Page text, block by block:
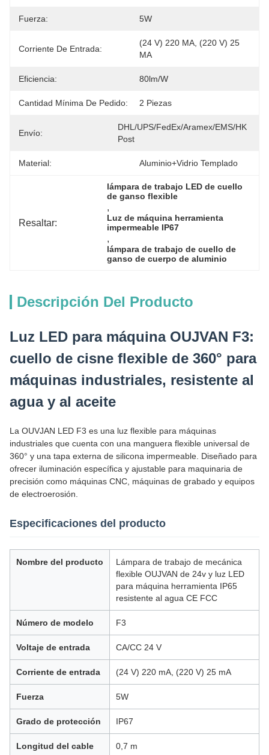
Fuerza: 5W
Corriente De Entrada:
(24 V) 220 MA, (220 V) 25
MA
Eficiencia: 80lm/w
Cantidad Mínima De Pedido: 2 Piezas
Envío:
DHL/UPS/FedEx/Aramex/EMS/HK
Post
Material: Aluminio+vidrio Templado
Resaltar:
lámpara de trabajo LED de cuello
de ganso flexible
,
Luz de máquina herramienta
impermeable IP67
,
lámpara de trabajo de cuello de
ganso de cuerpo de aluminio
Descripción Del Producto
Luz LED para máquina OUJVAN F3:
cuello de cisne flexible de 360° para
máquinas industriales, resistente al
agua y al aceite
La OUVJAN LED F3 es una luz flexible para máquinas
industriales que cuenta con una manguera flexible universal de
360° y una tapa externa de silicona impermeable. Diseñado para
ofrecer iluminación específica y ajustable para maquinaria de
precisión como máquinas CNC, máquinas de grabado y equipos
de electroerosión.
Especificaciones del producto
Nombre del producto
Lámpara de trabajo de mecánica
flexible OUJVAN de 24v y luz LED
para máquina herramienta IP65
resistente al agua CE FCC
Número de modelo F3
Voltaje de entrada CA/CC 24 V
Corriente de entrada (24 V) 220 mA, (220 V) 25 mA
Fuerza 5W
Grado de protección IP67
Longitud del cable 0,7 m